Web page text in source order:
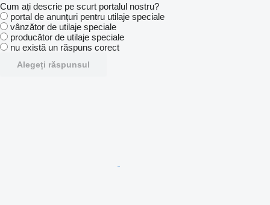
Cum ați descrie pe scurt portalul nostru?
portal de anunțuri pentru utilaje speciale
vânzător de utilaje speciale
producător de utilaje speciale
nu există un răspuns corect
Alegeți răspunsul